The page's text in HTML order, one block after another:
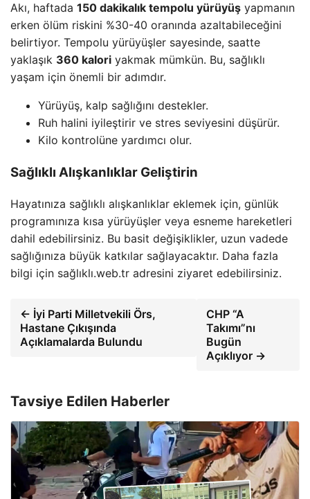
Akı, haftada 150 dakikalık tempolu yürüyüş yapmanın
erken ölüm riskini %30-40 oranında azaltabileceğini
belirtiyor. Tempolu yürüyüşler sayesinde, saatte
yaklaşık 360 kalori yakmak mümkün. Bu, sağlıklı
yaşam için önemli bir adımdır.
Yürüyüş, kalp sağlığını destekler.
Ruh halini iyileştirir ve stres seviyesini düşürür.
Kilo kontrolüne yardımcı olur.
Sağlıklı Alışkanlıklar Geliştirin
Hayatınıza sağlıklı alışkanlıklar eklemek için, günlük
programınıza kısa yürüyüşler veya esneme hareketleri
dahil edebilirsiniz. Bu basit değişiklikler, uzun vadede
sağlığınıza büyük katkılar sağlayacaktır. Daha fazla
bilgi için sağlıklı.web.tr adresini ziyaret edebilirsiniz.
← İyi Parti Milletvekili Örs,
Hastane Çıkışında
Açıklamalarda Bulundu
CHP “A
Takımı”nı
Bugün
Açıklıyor →
Tavsiye Edilen Haberler